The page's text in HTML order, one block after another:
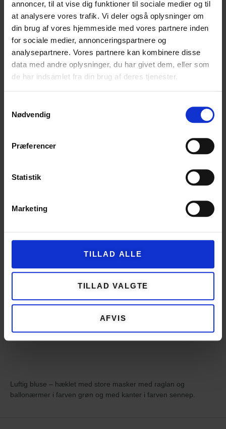
annoncer, til at vise dig funktioner til sociale medier og til
at analysere vores trafik. Vi deler også oplysninger om
din brug af vores hjemmeside med vores partnere inden
for sociale medier, annonceringspartnere og
analysepartnere. Vores partnere kan kombinere disse
data med andre oplysninger, du har givet dem, eller som
de har indsamlet fra din brug af deres tjenester.
Nødvendig
Præferencer
Statistik
Marketing
TILLAD ALLE
TILLAD VALGTE
AFVIS
Tide Tee strikket i Casasol Candy Cotton, med kanter af Casasol
Hæklet luftig bluse
en spændende følgetråd eller du kan hækle en Luftig Bluse
designet af Janne Juul fra Kratte.dk. Til en Hæklet Luftig Bluse
2 (brystvidde 122 cm) 2 nøgler garn.
Luftig bluse – hæklet med store masker med raglan og
ballonærmer i farven grøn og med kanter i farven sennep.